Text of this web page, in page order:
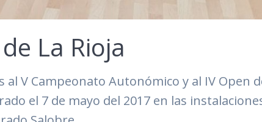
La Rioja
V Campeonato Autonómico y al IV Open
el 7 de mayo del 2017 en las